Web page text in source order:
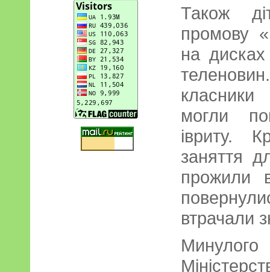
Також
промову
на дисках
могли
івриту.
заняття
прожили
втрачали
Минулого